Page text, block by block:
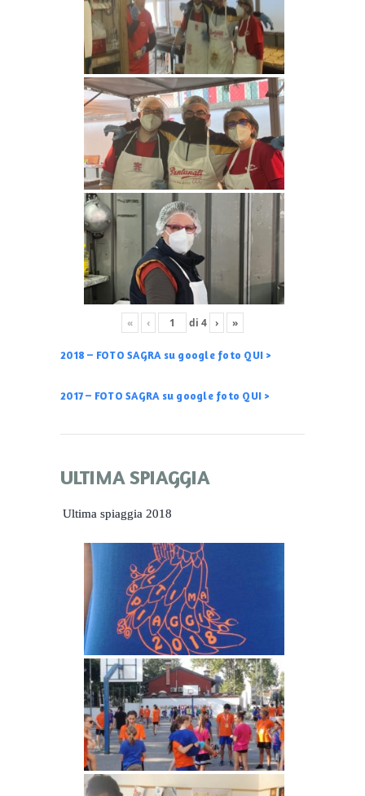
« ‹ di 4 › »
2018 – FOTO SAGRA su google foto QUI >
2017 – FOTO SAGRA su google foto QUI >
ULTIMA SPIAGGIA
Ultima spiaggia 2018